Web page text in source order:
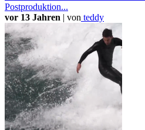
Postproduktion...
vor 13 Jahren | von teddy